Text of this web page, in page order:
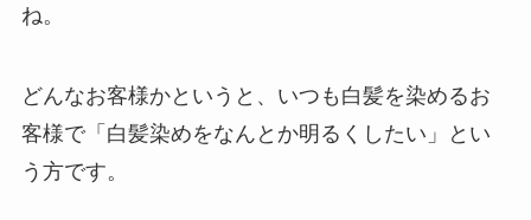
ね。
どんなお客様かというと、いつも白髪を染めるお
客様で「白髪染めをなんとか明るくしたい」とい
う方です。